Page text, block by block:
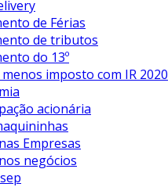
de Férias
de tributos
do 13º
imposto com IR 2020
acionária
Empresas
negócios